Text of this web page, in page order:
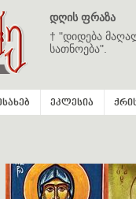
დღის ფრაზა
† "დიდება
სათნოება".
ეკლესია